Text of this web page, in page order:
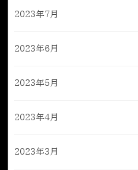
2023年7月
2023年6月
2023年5月
2023年4月
2023年3月